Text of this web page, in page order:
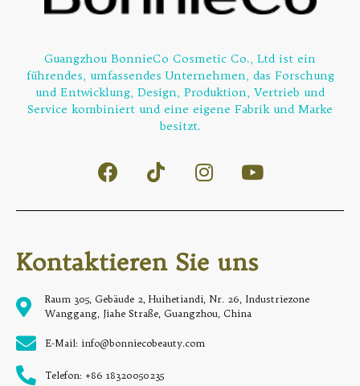
Guangzhou BonnieCo Cosmetic Co., Ltd ist ein
führendes, umfassendes Unternehmen, das Forschung
und Entwicklung, Design, Produktion, Vertrieb und
Service kombiniert und eine eigene Fabrik und Marke
besitzt.
Kontaktieren Sie uns
Raum 305, Gebäude 2, Huihetiandi, Nr. 26, Industriezone
Wanggang, Jiahe Straße, Guangzhou, China
E-Mail: info@bonniecobeauty.com
Telefon: +86 18320050235